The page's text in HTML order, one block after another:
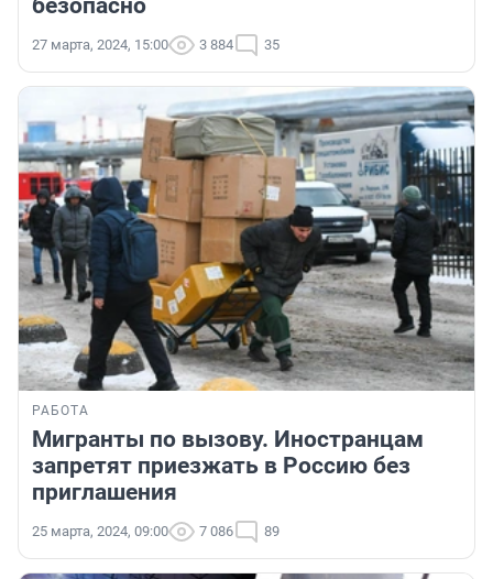
безопасно
27 марта, 2024, 15:00 3 884 35
РАБОТА
Мигранты по вызову. Иностранцам
запретят приезжать в Россию без
приглашения
25 марта, 2024, 09:00 7 086 89